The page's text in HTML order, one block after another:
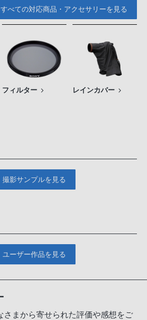
すべての対応商品・アクセサリーを見る
フィルター レインカバー
撮影サンプルを見る
ユーザー作品を見る
さまから寄せられた評価や感想をご